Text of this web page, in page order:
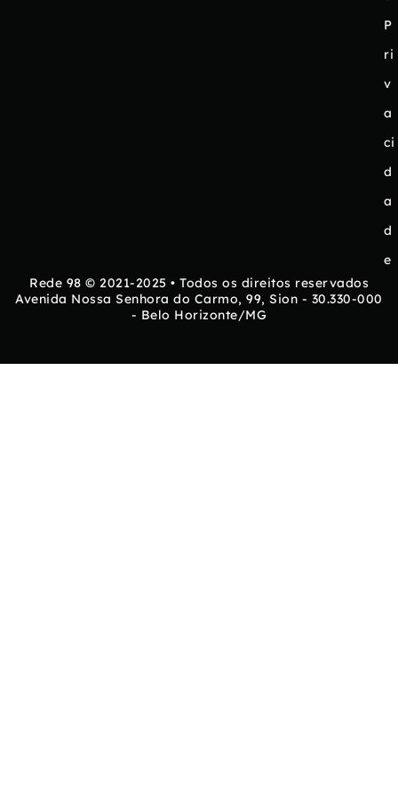
P
ri
v
a
ci
d
a
d
e
Rede 98 © 2021-2025 • Todos os direitos reservados
Avenida Nossa Senhora do Carmo, 99, Sion - 30.330-000
- Belo Horizonte/MG